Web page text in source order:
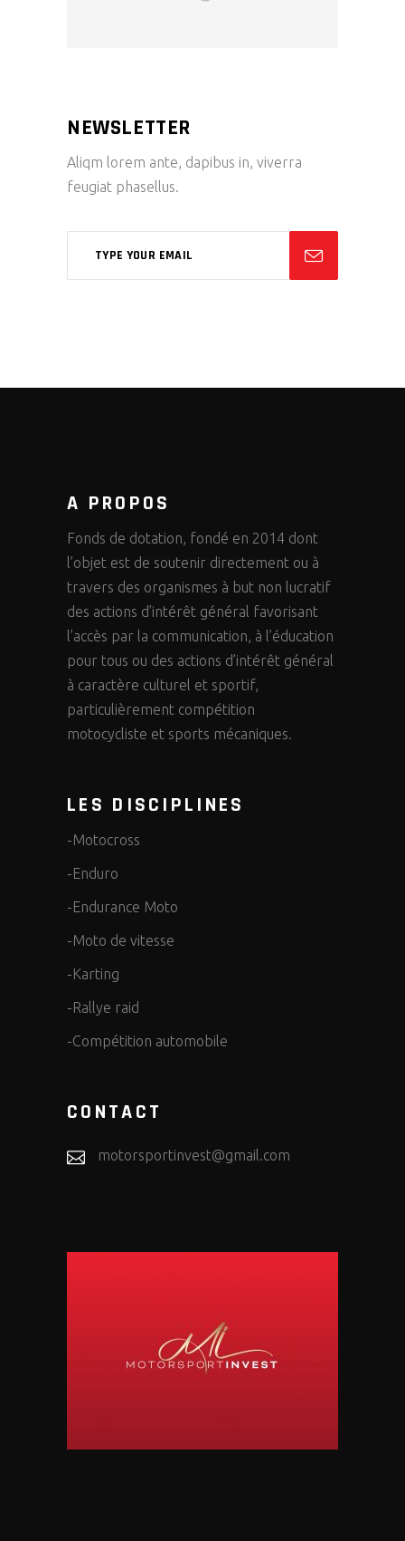
NEWSLETTER
Aliqm lorem ante, dapibus in, viverra
feugiat phasellus.
A PROPOS
Fonds de dotation, fondé en 2014 dont
l’objet est de soutenir directement ou à
travers des organismes à but non lucratif
des actions d’intérêt général favorisant
l’accès par la communication, à l’éducation
pour tous ou des actions d’intérêt général
à caractère culturel et sportif,
particulièrement compétition
motocycliste et sports mécaniques.
LES DISCIPLINES
-Motocross
-Enduro
-Endurance Moto
-Moto de vitesse
-Karting
-Rallye raid
-Compétition automobile
CONTACT
motorsportinvest@gmail.com